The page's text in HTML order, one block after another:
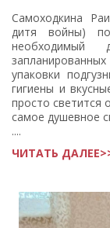
Самоходкина
дитя войны)
упаковки
гигиены и
просто светится
самое душевное
....
ЧИТАТЬ